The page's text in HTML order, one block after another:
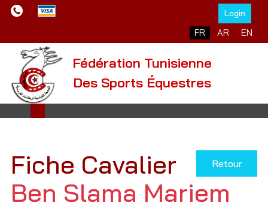
Login
Sélectionnez votre
FR AR EN
Fédération Tunisienne
Des Sports Équestres
Retour
Fiche Cavalier
Ben Slama Mariem